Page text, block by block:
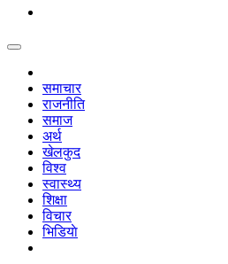
समाचार
राजनीति
समाज
अर्थ
खेलकुद
विश्व
स्वास्थ्य
शिक्षा
विचार
भिडियाे